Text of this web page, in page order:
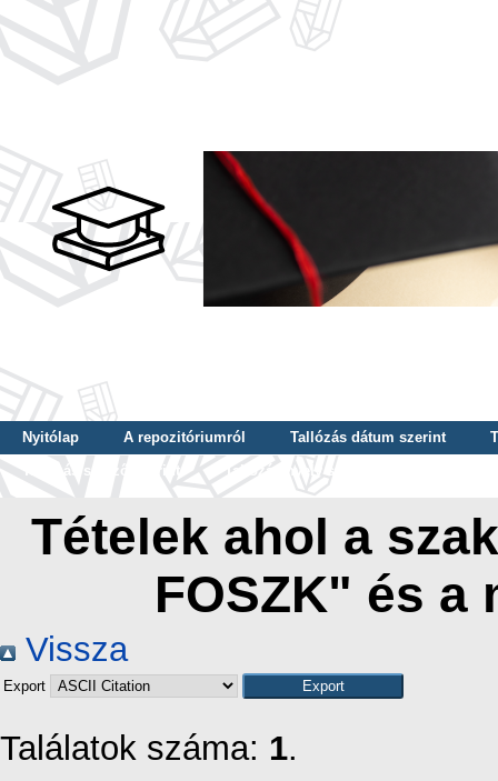
Nyitólap A repozitóriumról Tallózás dátum szerint
Tallózás szerző szerint
Tallózás nyelv szerint
Tételek ahol a
FOSZK" és a
Vissza
Export
Találatok száma: 1.